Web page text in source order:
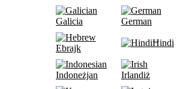
Galicia German
Ebrajk
Ħindi
Indoneżjan Irlandiż